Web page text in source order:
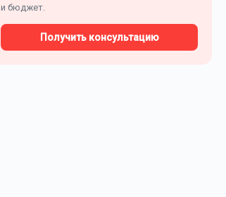
и бюджет.
Получить консультацию